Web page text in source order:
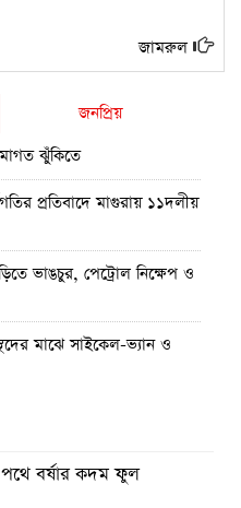
জামরুল
জনপ্রিয়
ঝুঁকিতে
প্রতিবাদে মাগুরায় ১১দলীয়
ভাঙচুর, পেট্রোল নিক্ষেপ ও
মাঝে সাইকেল-ভ্যান ও
বিএনপির আনন্দ মিছিল ও
পালিত
পথে বর্ষার কদম ফুল